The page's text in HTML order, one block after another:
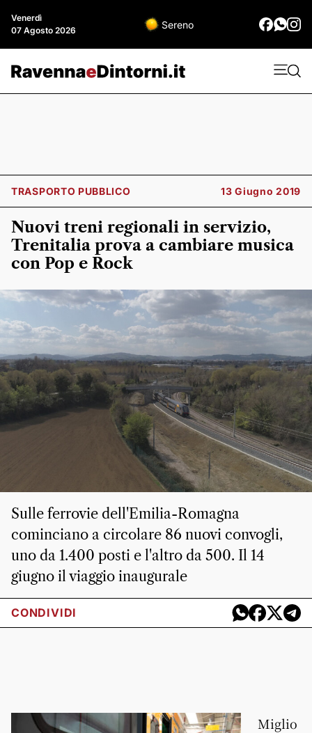
Venerdì
07 Agosto 2026
Sereno
TRASPORTO PUBBLICO 13 Giugno 2019
Nuovi treni regionali in servizio,
Trenitalia prova a cambiare musica
con Pop e Rock
Sulle ferrovie dell'Emilia-Romagna
cominciano a circolare 86 nuovi convogli,
uno da 1.400 posti e l'altro da 500. Il 14
giugno il viaggio inaugurale
CONDIVIDI
Miglio